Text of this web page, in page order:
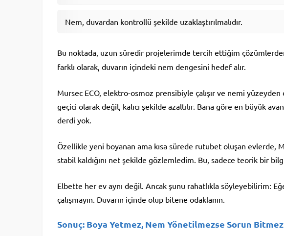
Nem, duvardan kontrollü şekilde uzaklaştırılmalıdır.
Bu noktada, uzun süredir projelerimde tercih ettiğim
farklı olarak, duvarın içindeki nem dengesini hedef alır.
Mursec ECO, elektro-osmoz prensibiyle çalışır ve nemi
geçici olarak değil, kalıcı şekilde azaltılır. Bana göre en büyük
derdi yok.
Özellikle yeni boyanan ama kısa sürede rutubet oluşan evlerde,
stabil kaldığını net şekilde gözlemledim. Bu, sadece teorik bir
Elbette her ev aynı değil. Ancak şunu rahatlıkla söyleyebilirim:
çalışmayın. Duvarın içinde olup bitene odaklanın.
Sonuç: Boya Yetmez, Nem Yönetilmezse Sorun Bitmez